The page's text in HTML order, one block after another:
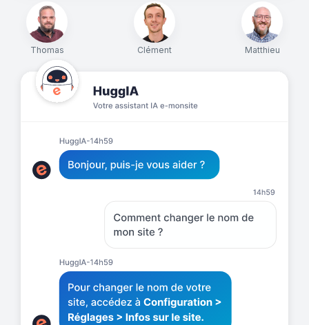
Thomas Clément Matthieu